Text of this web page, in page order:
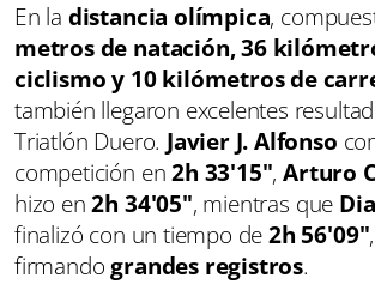
En la distancia olímpica,
metros de natación, 36
ciclismo y 10 kilómetros de
también llegaron excelentes
Triatlón Duero. Javier J. Alfonso
competición en2h 33'15",Arturo
hizo en2h 34'05", mientras que
finalizó con un tiempo de2h 56'09"
firmandograndes registros.